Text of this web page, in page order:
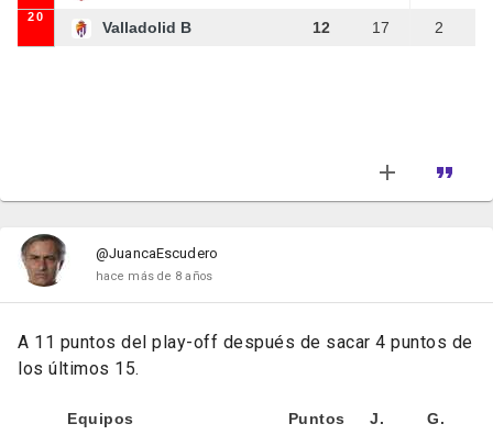
20
Valladolid B 12 17 2
@JuancaEscudero
hace más de 8 años
A 11 puntos del play-off después de sacar 4 puntos de
los últimos 15.
Equipos Puntos J. G.